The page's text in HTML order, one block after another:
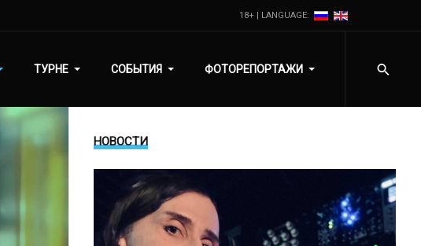
18+ | LANGUAGE:
ТУРНЕ СОБЫТИЯ ФОТОРЕПОРТАЖИ
НОВОСТИ